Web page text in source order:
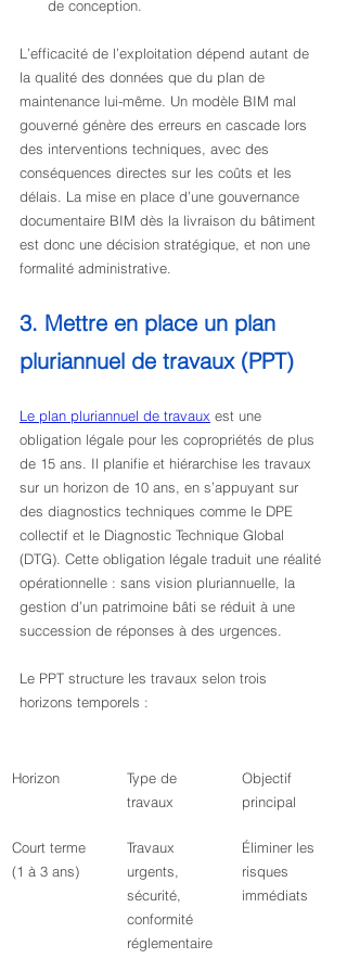
de conception.
L’efficacité de l’exploitation dépend autant de
la qualité des données que du plan de
maintenance lui-même. Un modèle BIM mal
gouverné génère des erreurs en cascade lors
des interventions techniques, avec des
conséquences directes sur les coûts et les
délais. La mise en place d’une gouvernance
documentaire BIM dès la livraison du bâtiment
est donc une décision stratégique, et non une
formalité administrative.
3. Mettre en place un plan
pluriannuel de travaux (PPT)
Le plan pluriannuel de travaux est une
obligation légale pour les copropriétés de plus
de 15 ans. Il planifie et hiérarchise les travaux
sur un horizon de 10 ans, en s’appuyant sur
des diagnostics techniques comme le DPE
collectif et le Diagnostic Technique Global
(DTG). Cette obligation légale traduit une réalité
opérationnelle : sans vision pluriannuelle, la
gestion d’un patrimoine bâti se réduit à une
succession de réponses à des urgences.
Le PPT structure les travaux selon trois
horizons temporels :
Horizon
Type de
travaux
Objectif
principal
Court terme
(1 à 3 ans)
Travaux
urgents,
sécurité,
conformité
réglementaire
Éliminer les
risques
immédiats